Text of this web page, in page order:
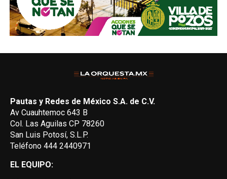
Pautas y Redes de México S.A. de C.V.
Av Cuauhtemoc 643 B
Col. Las Aguilas CP 78260
San Luis Potosí, S.L.P.
Teléfono 444 2440971
EL EQUIPO: